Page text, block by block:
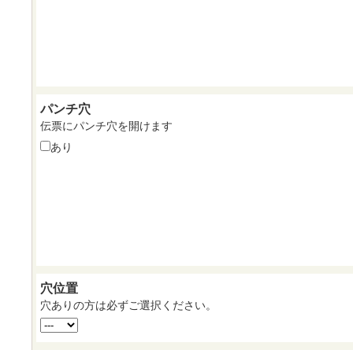
パンチ穴
伝票にパンチ穴を開けます
あり
穴位置
穴ありの方は必ずご選択ください。